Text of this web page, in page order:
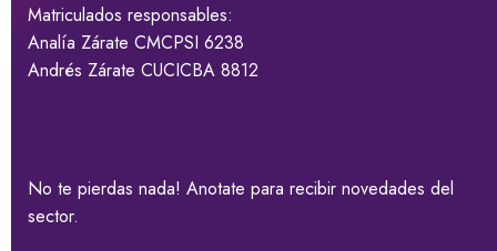
Matriculados responsables:
Analía Zárate CMCPSI 6238
Andrés Zárate CUCICBA 8812
No te pierdas nada! Anotate para recibir novedades del
sector.